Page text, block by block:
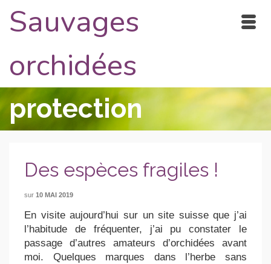
Sauvages
orchidées
protection
Des espèces fragiles !
sur 10 MAI 2019
En visite aujourd’hui sur un site suisse que j’ai
l’habitude de fréquenter, j’ai pu constater le
passage d’autres amateurs d’orchidées avant
moi. Quelques marques dans l’herbe sans